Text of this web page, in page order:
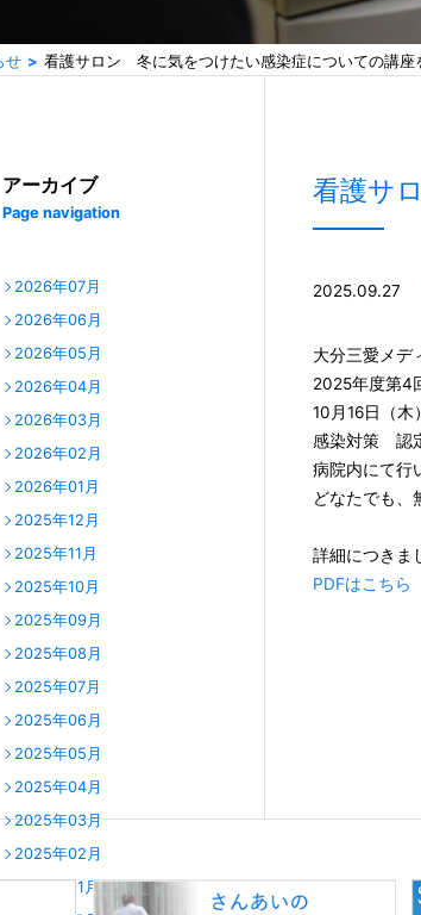
せ 看護サロン 冬に気をつけたい感染症についての講座
看護サ
2025.09.27
大分三愛メデ
2025年度第4
10月16日（
感染対策 認
病院内にて行
どなたでも、
詳細につきま
PDFはこちら
アーカイブ
Page navigation
2026年07月
2026年06月
2026年05月
2026年04月
2026年03月
2026年02月
2026年01月
2025年12月
2025年11月
2025年10月
2025年09月
2025年08月
2025年07月
2025年06月
2025年05月
2025年04月
2025年03月
2025年02月
2025年01月